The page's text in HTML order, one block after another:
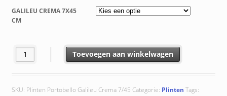
GALILEU CREMA 7X45
CM
Portobello Galileu Crema 7x45 cm aantal
Toevoegen aan winkelwagen
SKU: Plinten Portobello Galileu Crema 7/45 Categorie: Plinten Tags: